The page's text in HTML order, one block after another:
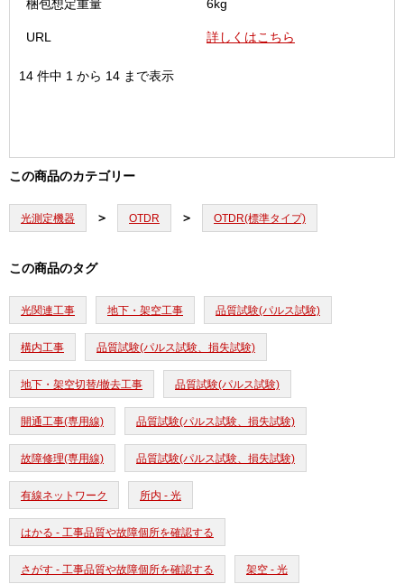
梱包想定重量 6kg
URL 詳しくはこちら
14 件中 1 から 14 まで表示
この商品のカテゴリー
光測定機器 OTDR OTDR(標準タイプ)
この商品のタグ
光関連工事 地下・架空工事 品質試験(パルス試験)
構内工事 品質試験(パルス試験、損失試験)
地下・架空切替/撤去工事 品質試験(パルス試験)
開通工事(専用線) 品質試験(パルス試験、損失試験)
故障修理(専用線) 品質試験(パルス試験、損失試験)
有線ネットワーク 所内 - 光
はかる - 工事品質や故障個所を確認する
さがす - 工事品質や故障個所を確認する 架空 - 光